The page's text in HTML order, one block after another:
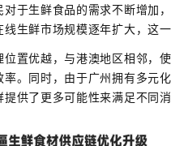
对于生鲜食品的需求不断增加
生鲜市场规模逐年扩大，这
位置优越，与港澳地区相邻，
率。同时，由于广州拥有多元
供了更多可能性来满足不同消